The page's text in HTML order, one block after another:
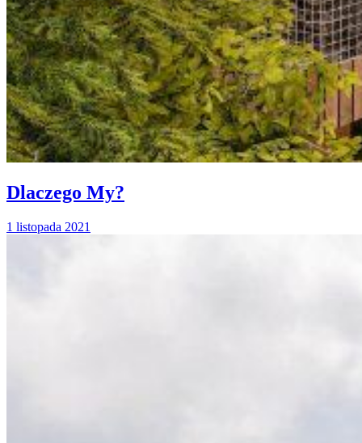
Dlaczego My?
1 listopada 2021